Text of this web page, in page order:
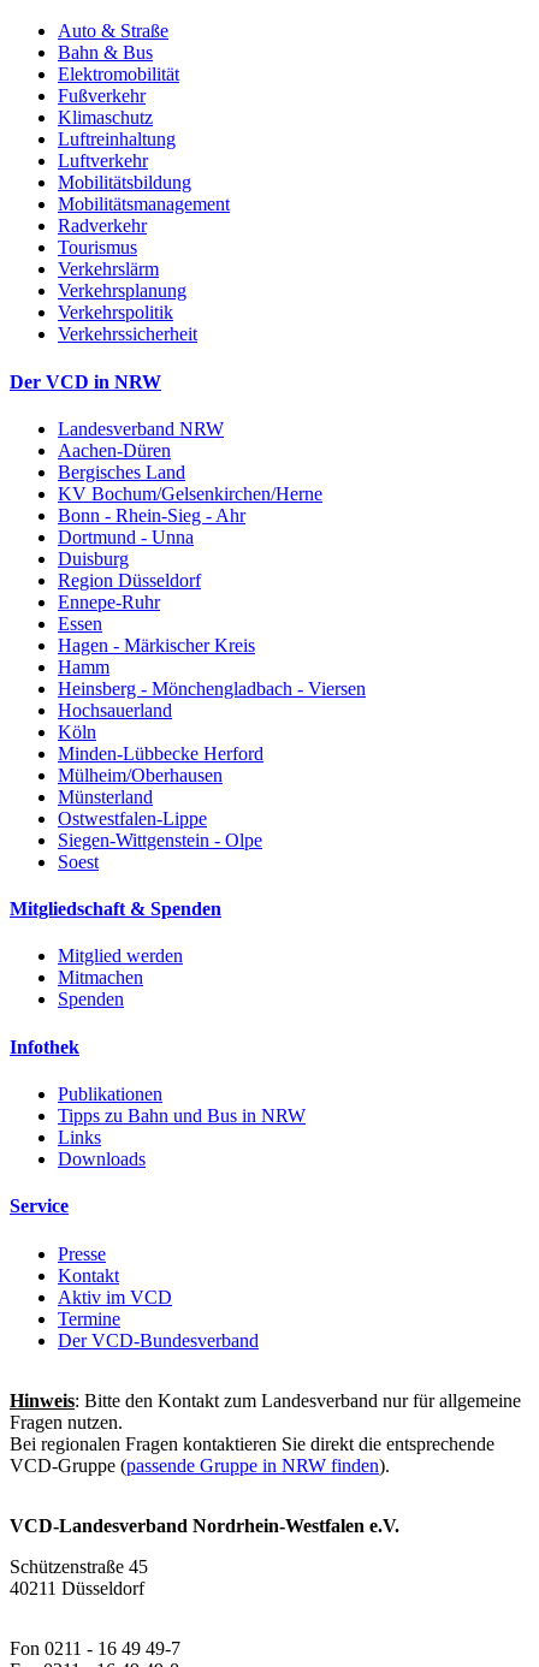
Auto & Straße
Bahn & Bus
Elektromobilität
Fußverkehr
Klimaschutz
Luftreinhaltung
Luftverkehr
Mobilitätsbildung
Mobilitätsmanagement
Radverkehr
Tourismus
Verkehrslärm
Verkehrsplanung
Verkehrspolitik
Verkehrssicherheit
Der VCD in NRW
Landesverband NRW
Aachen-Düren
Bergisches Land
KV Bochum/Gelsenkirchen/Herne
Bonn - Rhein-Sieg - Ahr
Dortmund - Unna
Duisburg
Region Düsseldorf
Ennepe-Ruhr
Essen
Hagen - Märkischer Kreis
Hamm
Heinsberg - Mönchengladbach - Viersen
Hochsauerland
Köln
Minden-Lübbecke Herford
Mülheim/Oberhausen
Münsterland
Ostwestfalen-Lippe
Siegen-Wittgenstein - Olpe
Soest
Mitgliedschaft & Spenden
Mitglied werden
Mitmachen
Spenden
Infothek
Publikationen
Tipps zu Bahn und Bus in NRW
Links
Downloads
Service
Presse
Kontakt
Aktiv im VCD
Termine
Der VCD-Bundesverband
Hinweis: Bitte den Kontakt zum Landesverband nur für allgemeine
Fragen nutzen.
Bei regionalen Fragen kontaktieren Sie direkt die entsprechende
VCD-Gruppe (passende Gruppe in NRW finden).
VCD-Landesverband Nordrhein-Westfalen e.V.
Schützenstraße 45
40211 Düsseldorf
Fon 0211 - 16 49 49-7